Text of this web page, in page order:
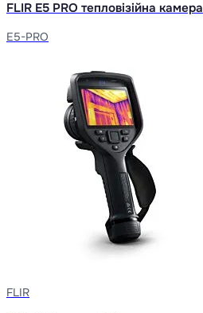
FLIR E5 PRO тепловізійна камера
E5-PRO
FLIR